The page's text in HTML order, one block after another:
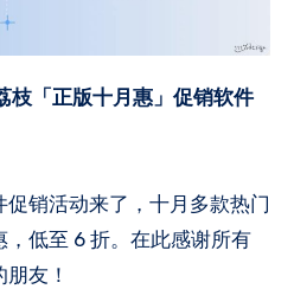
「正版十月惠」促销软件
销活动来了，十月多款热门
低至 6 折。在此感谢所有
友！